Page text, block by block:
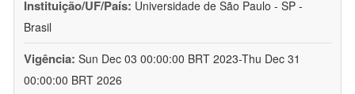
Instituição/UF/País: Universidade de São Paulo - SP -
Brasil
Vigência: Sun Dec 03 00:00:00 BRT 2023-Thu Dec 31
00:00:00 BRT 2026